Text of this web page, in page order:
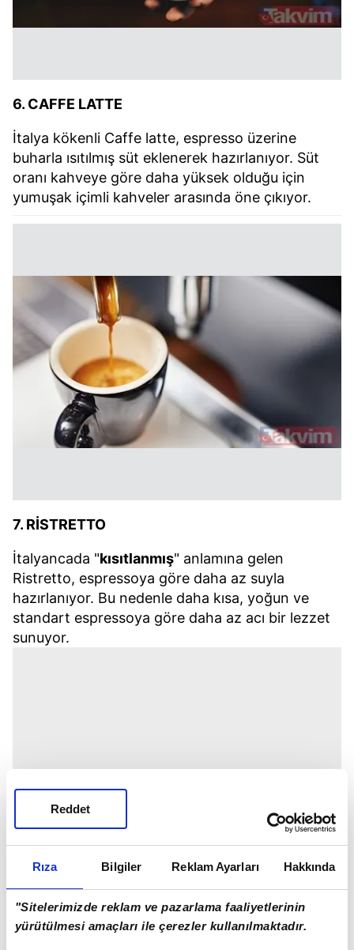
Rıza Bilgiler Reklam Ayarları Hakkında
"Sitelerimizde reklam ve pazarlama faaliyetlerinin
yürütülmesi amaçları ile çerezler kullanılmaktadır.
Reddet
6. CAFFE LATTE
İtalya kökenli Caffe latte, espresso üzerine
buharla ısıtılmış süt eklenerek hazırlanıyor. Süt
oranı kahveye göre daha yüksek olduğu için
yumuşak içimli kahveler arasında öne çıkıyor.
7. RİSTRETTO
İtalyancada "kısıtlanmış" anlamına gelen
Ristretto, espressoya göre daha az suyla
hazırlanıyor. Bu nedenle daha kısa, yoğun ve
standart espressoya göre daha az acı bir lezzet
sunuyor.